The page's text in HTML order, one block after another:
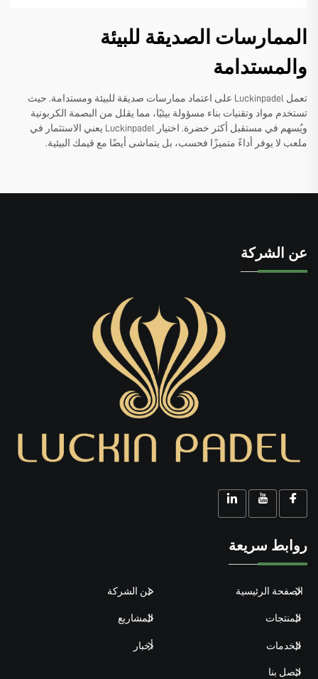
الممارسات الصديقة للبيئة
والمستدامة
تعمل Luckinpadel على اعتماد ممارسات صديقة للبيئة ومستدامة. حيث
تستخدم مواد وتقنيات بناء مسؤولة بيئيًا، مما يقلل من البصمة الكربونية
ويُسهم في مستقبل أكثر خضرة. اختيار Luckinpadel يعني الاستثمار في
ملعب لا يوفر أداءً متميزًا فحسب، بل يتماشى أيضًا مع قيمك البيئية.
عن الشركة
روابط سريعة
الصفحة الرئيسية عن الشركة
المنتجات المشاريع
الخدمات أخبار
اتصل بنا